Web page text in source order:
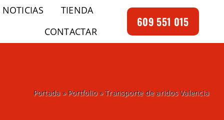
NOTICIAS
TIENDA
CONTACTAR
609 551 015
Portada» Portfolio»Transporte de aridos Valencia